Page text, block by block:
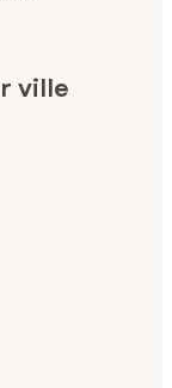
ville